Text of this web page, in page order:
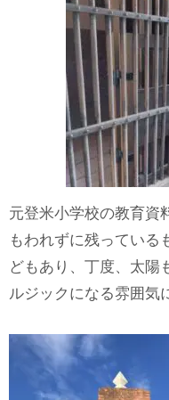
元登米小学校の教育資
もわれずに残っている
どもあり、丁度、太陽
ルジックになる雰囲気